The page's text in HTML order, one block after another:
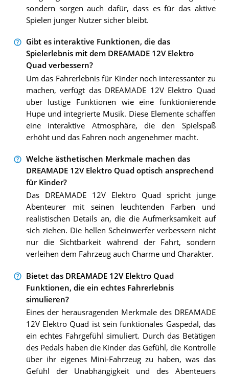
sondern sorgen auch dafür, dass es für das aktive
Spielen junger Nutzer sicher bleibt.
Gibt es interaktive Funktionen, die das
Spielerlebnis mit dem DREAMADE 12V Elektro
Quad verbessern?
Um das Fahrerlebnis für Kinder noch interessanter zu
machen, verfügt das DREAMADE 12V Elektro Quad
über lustige Funktionen wie eine funktionierende
Hupe und integrierte Musik. Diese Elemente schaffen
eine interaktive Atmosphäre, die den Spielspaß
erhöht und das Fahren noch angenehmer macht.
Welche ästhetischen Merkmale machen das
DREAMADE 12V Elektro Quad optisch ansprechend
für Kinder?
Das DREAMADE 12V Elektro Quad spricht junge
Abenteurer mit seinen leuchtenden Farben und
realistischen Details an, die die Aufmerksamkeit auf
sich ziehen. Die hellen Scheinwerfer verbessern nicht
nur die Sichtbarkeit während der Fahrt, sondern
verleihen dem Fahrzeug auch Charme und Charakter.
Bietet das DREAMADE 12V Elektro Quad
Funktionen, die ein echtes Fahrerlebnis
simulieren?
Eines der herausragenden Merkmale des DREAMADE
12V Elektro Quad ist sein funktionales Gaspedal, das
ein echtes Fahrgefühl simuliert. Durch das Betätigen
des Pedals haben die Kinder das Gefühl, die Kontrolle
über ihr eigenes Mini-Fahrzeug zu haben, was das
Gefühl der Unabhängigkeit und des Abenteuers